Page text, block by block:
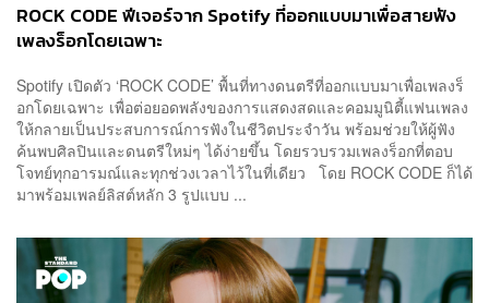
ROCK CODE ฟีเจอร์จาก Spotify ที่ออกแบบมาเพื่อสายฟัง
เพลงร็อกโดยเฉพาะ
Spotify เปิดตัว ‘ROCK CODE’ พื้นที่ทางดนตรีที่ออกแบบมาเพื่อเพลงร็
อกโดยเฉพาะ เพื่อต่อยอดพลังของการแสดงสดและคอมมูนิตี้แฟนเพลง
ให้กลายเป็นประสบการณ์การฟังในชีวิตประจำวัน พร้อมช่วยให้ผู้ฟัง
ค้นพบศิลปินและดนตรีใหม่ๆ ได้ง่ายขึ้น โดยรวบรวมเพลงร็อกที่ตอบ
โจทย์ทุกอารมณ์และทุกช่วงเวลาไว้ในที่เดียว โดย ROCK CODE ก็ได้
มาพร้อมเพลย์ลิสต์หลัก 3 รูปแบบ ...